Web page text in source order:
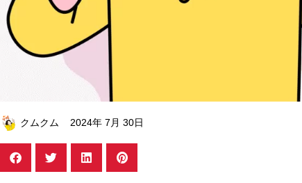
クムクム 2024年 7月 30日